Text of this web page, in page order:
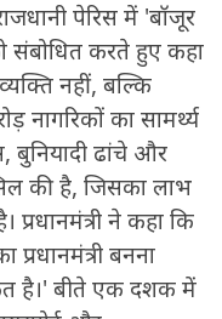
पेरिस में 'बॉजूर
संबोधित करते हुए कहा
नहीं, बल्कि
का सामर्थ्य
बुनियादी ढांचे और
की है, जिसका लाभ
ने कहा कि
बनना
है।' बीते एक दशक में